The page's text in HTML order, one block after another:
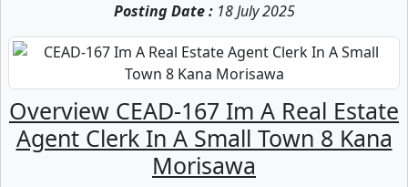
Posting Date :18 July 2025
Overview CEAD-167 Im A Real Estate
Agent Clerk In A Small Town 8 Kana
Morisawa